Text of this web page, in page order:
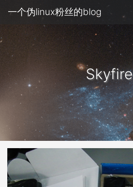
一个伪linux粉丝的blog
Skyfire